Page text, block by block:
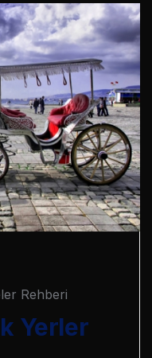
Rehberi
Yerler